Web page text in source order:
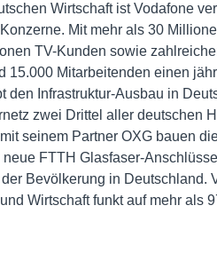
Wirtschaft ist Vodafone
Mit mehr als 30
TV-Kunden sowie
15.000 Mitarbeitenden einen
den Infrastruktur-Ausbau in
zwei Drittel aller deutschen
seinem Partner OXG bauen
FTTH Glasfaser-
Bevölkerung in Deutschland.
Wirtschaft funkt auf mehr als